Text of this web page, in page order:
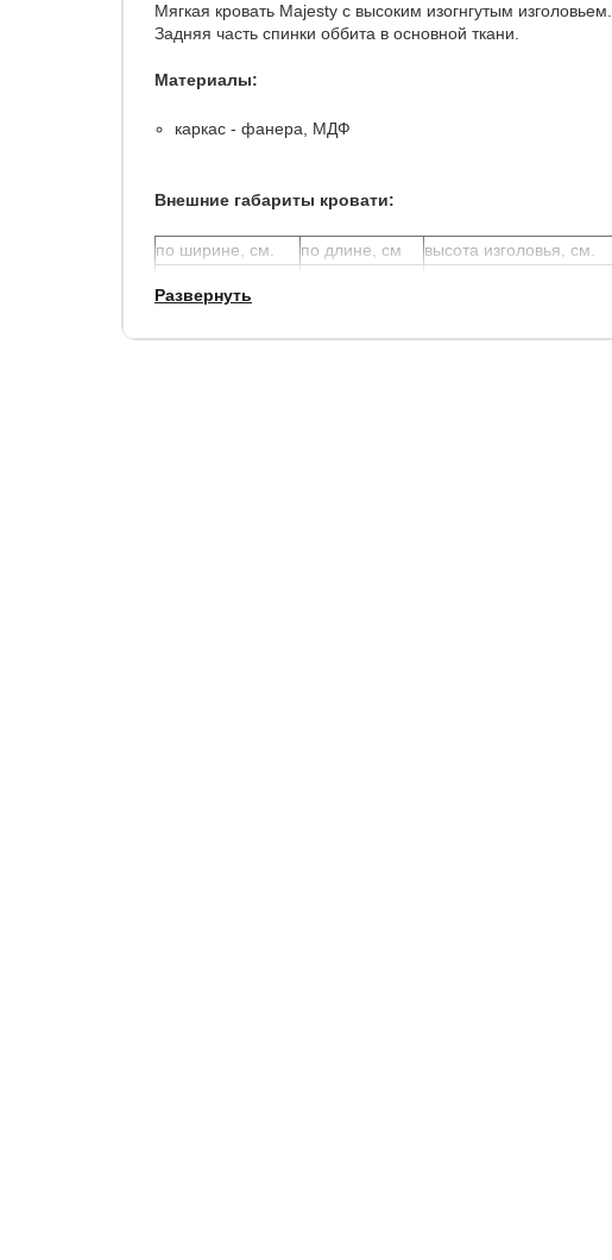
Мягкая кровать Majesty с высоким изогнгутым изголовьем.
Задняя часть спинки оббита в основной ткани.
Материалы:
каркас - фанера, МДФ
Внешние габариты кровати:
по ширине, см. по длине, см высота изголовья, см.
Развернуть